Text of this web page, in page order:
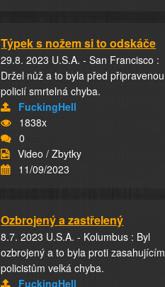
Týpek s nožem si to odskáče
29.8. 2023 U.S.A. - San Francisco :
Držel nůž a to byla před připravenou
policií smrtelná chyba.
FuckingHell
1838x
0
Video / Zbytky
11/09/2023
Ozbrojený a zastřelený
8.7. 2023 U.S.A. - Kolumbus : Byl
ozbrojený a to byla proti zasahujícím
policistům velká chyba.
FuckingHell